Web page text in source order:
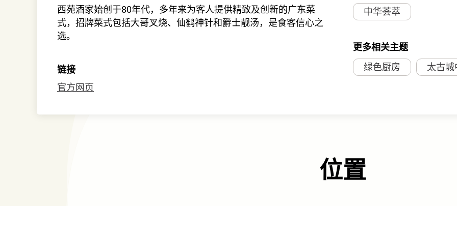
西苑酒家始创于80年代，多年来为客人提供精致及创新的广东菜
式，招牌菜式包括大哥叉烧、仙鹤神针和爵士靓汤，是食客信心之
选。
链接
官方网页
中华荟萃
更多相关主题
绿色厨房
太古
位置